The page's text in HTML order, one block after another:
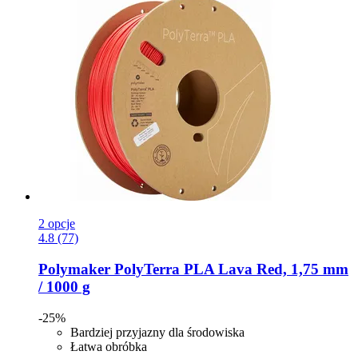
2 opcje
4.8 (77)
Polymaker PolyTerra PLA Lava Red, 1,75 mm
/ 1000 g
-25%
Bardziej przyjazny dla środowiska
Łatwa obróbka